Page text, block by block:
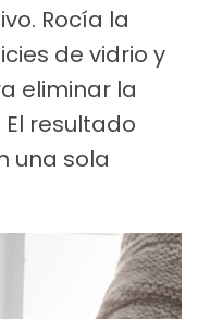
Rocía la
de vidrio y
eliminar la
resultado
una sola